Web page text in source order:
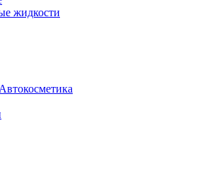
жидкости